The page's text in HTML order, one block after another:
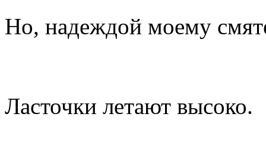
Но, надеждой моему
Ласточки летают высоко.